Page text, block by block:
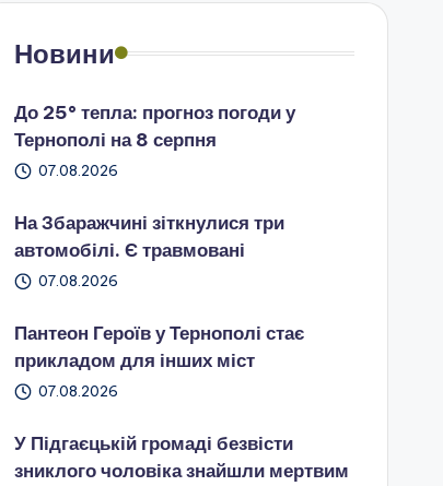
Новини
До 25° тепла: прогноз погоди у
Тернополі на 8 серпня
07.08.2026
На Збаражчині зіткнулися три
автомобілі. Є травмовані
07.08.2026
Пантеон Героїв у Тернополі стає
прикладом для інших міст
07.08.2026
У Підгаєцькій громаді безвісти
зниклого чоловіка знайшли мертвим